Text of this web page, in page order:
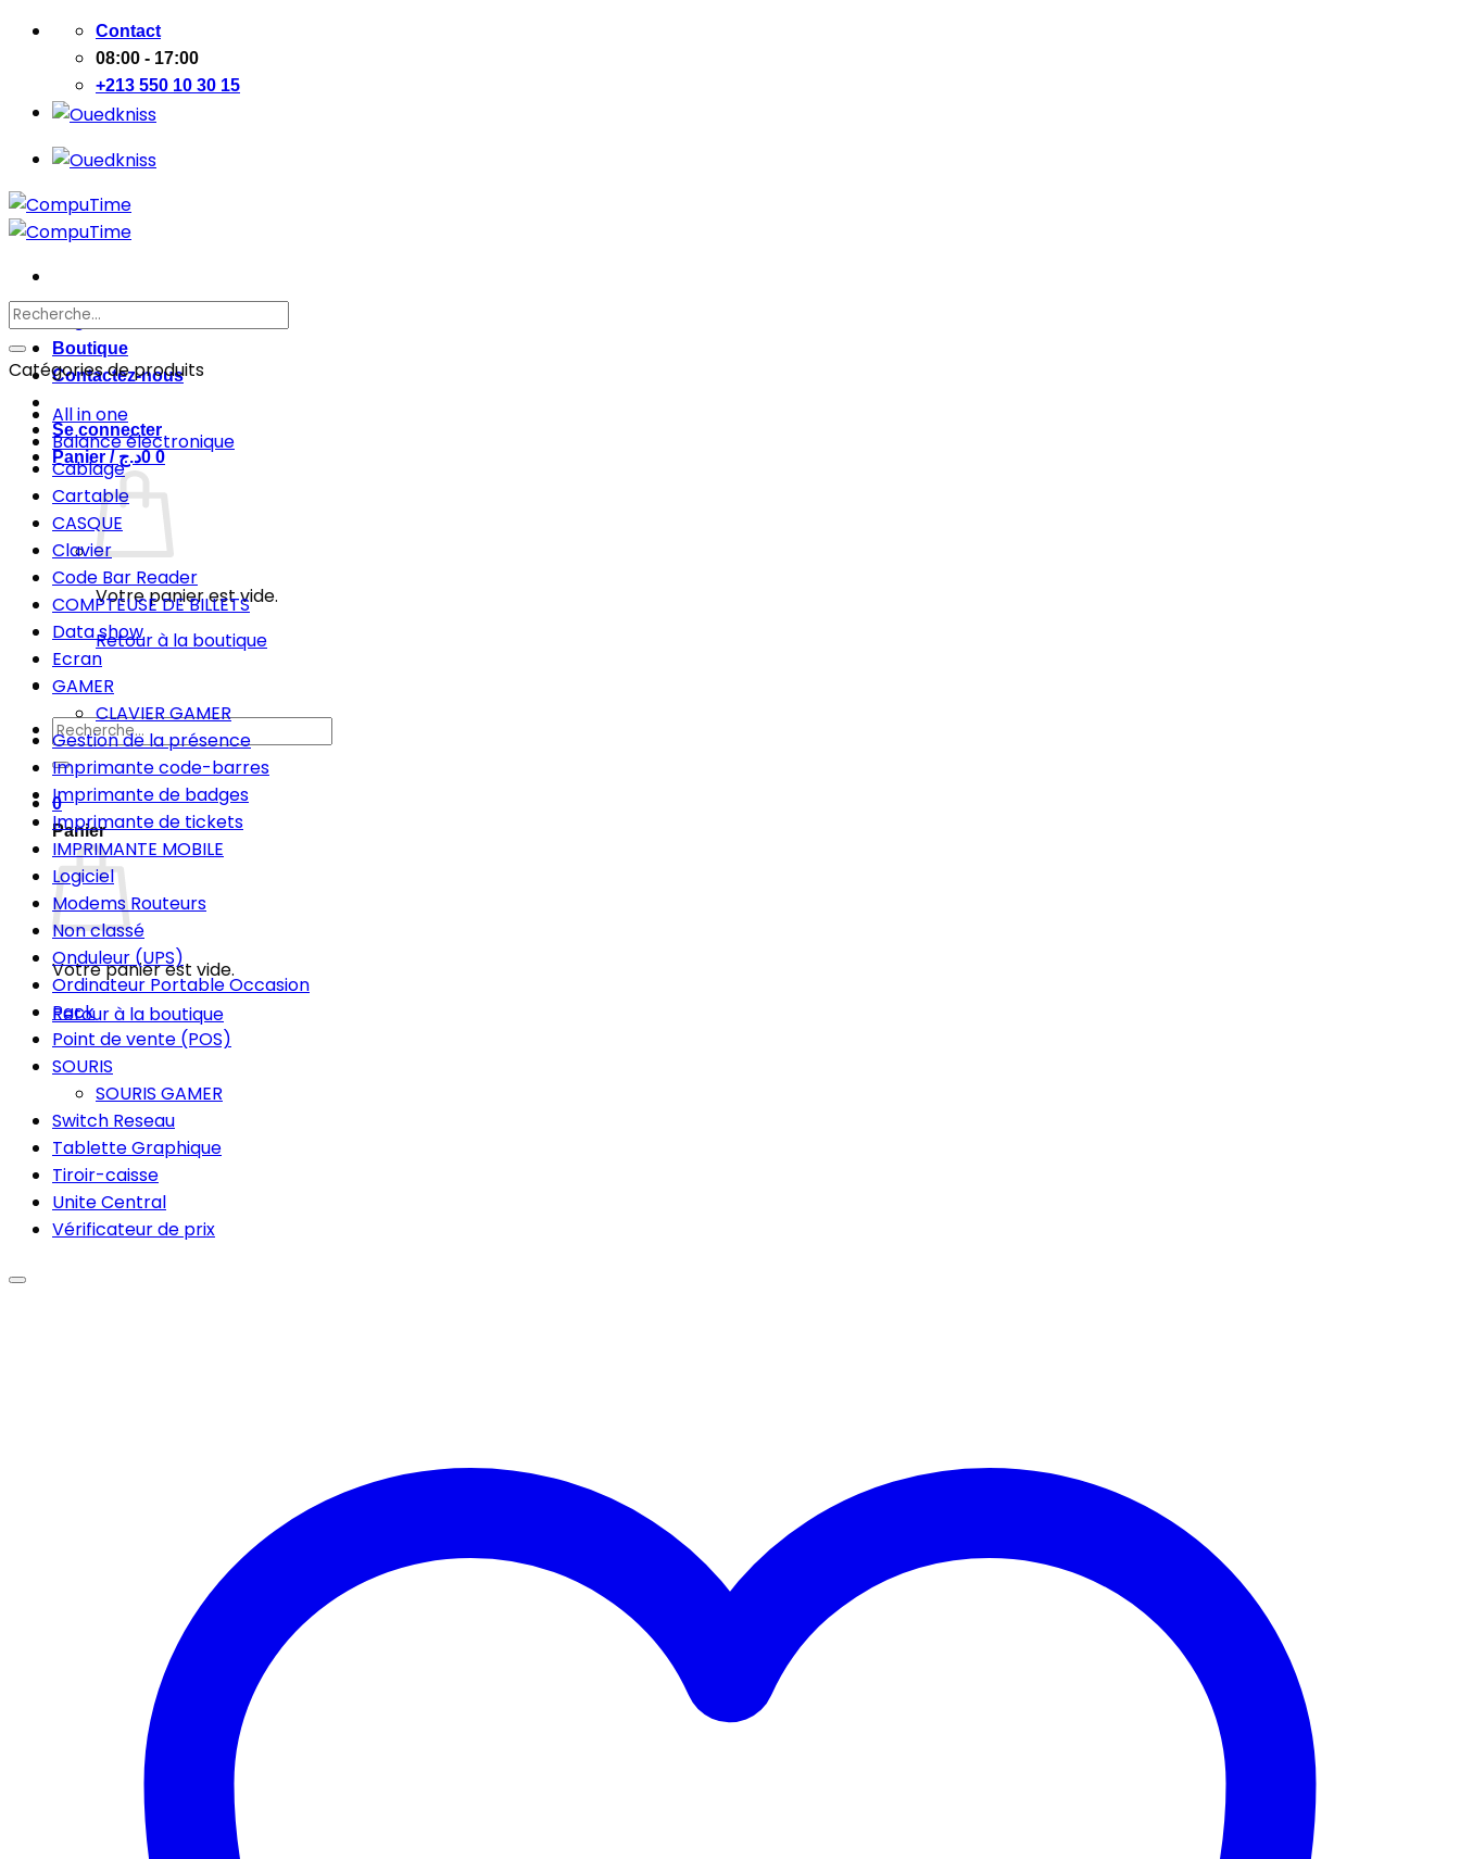
Passer
contenu
Contact
08:00 - 17:00
+213 550 10 30 15
Page d’accueil
Boutique
Contactez-nous
Se connecter
Panier /
0د.ج 0
Votre panier est vide.
Retour à la boutique
Recherche
pour :
0
Panier
Votre panier est vide.
Retour à la boutique
Recherche
pour :
Catégories de produits
All in one
Balance électronique
Cablage
Cartable
CASQUE
Clavier
Code Bar Reader
COMPTEUSE DE BILLETS
Data show
Ecran
GAMER
CLAVIER GAMER
Gestion de la présence
Imprimante code-barres
Imprimante de badges
Imprimante de tickets
IMPRIMANTE MOBILE
Logiciel
Modems Routeurs
Non classé
Onduleur (UPS)
Ordinateur Portable Occasion
Pack
Point de vente (POS)
SOURIS
SOURIS GAMER
Switch Reseau
Tablette Graphique
Tiroir-caisse
Unite Central
Vérificateur de prix